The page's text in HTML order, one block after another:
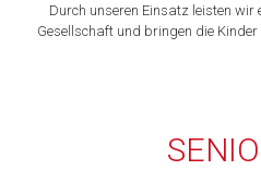
Durch unseren Einsatz leisten wir
Gesellschaft und bringen die